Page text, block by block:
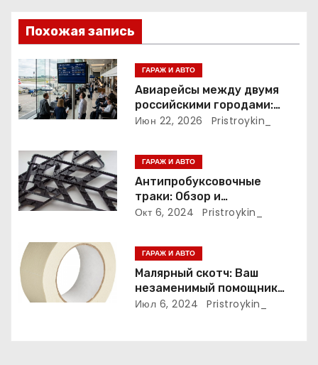
п
о
з
а
и
с
м
Похожая запись
ГАРАЖ И АВТО
Авиарейсы между двумя
российскими городами:
расписание, доступность
Июн 22, 2026 Pristroykin_
ГАРАЖ И АВТО
Антипробуксовочные
траки: Обзор и
Преимущества
Окт 6, 2024 Pristroykin_
ГАРАЖ И АВТО
Малярный скотч: Ваш
незаменимый помощник
при ремонтных работах
Июл 6, 2024 Pristroykin_